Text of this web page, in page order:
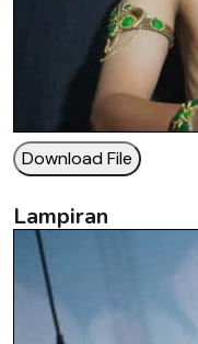
Download File
Lampiran